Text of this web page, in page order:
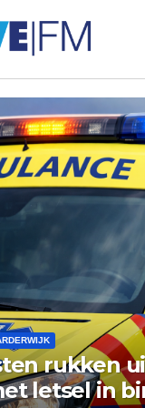
NIEUWS NIEUWS ERMELO
Gemeente
vishandel af: